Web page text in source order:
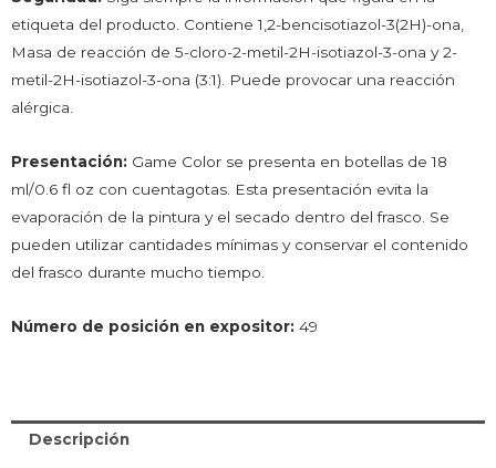
etiqueta del producto. Contiene 1,2-bencisotiazol-3(2H)-ona,
Masa de reacción de 5-cloro-2-metil-2H-isotiazol-3-ona y 2-
metil-2H-isotiazol-3-ona (3:1). Puede provocar una reacción
alérgica.
Presentación: Game Color se presenta en botellas de 18
ml/0.6 fl oz con cuentagotas. Esta presentación evita la
evaporación de la pintura y el secado dentro del frasco. Se
pueden utilizar cantidades mínimas y conservar el contenido
del frasco durante mucho tiempo.
Número de posición en expositor: 49
Descripción